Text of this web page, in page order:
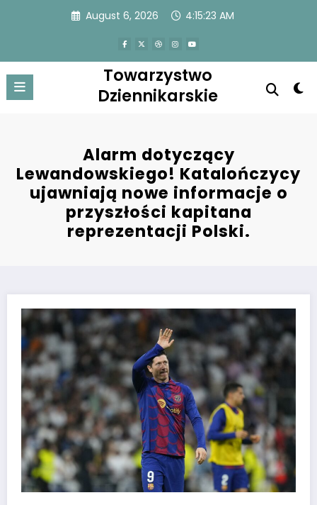
August 6, 2026 4:15:23 AM
Towarzystwo
Dziennikarskie
Alarm dotyczący
Lewandowskiego! Katalończycy
ujawniają nowe informacje o
przyszłości kapitana
reprezentacji Polski.